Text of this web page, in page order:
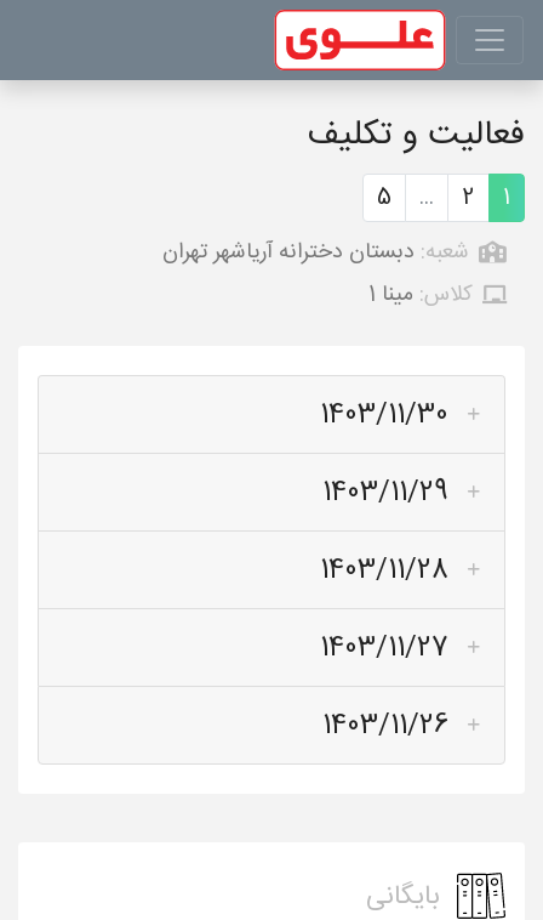
فعالیت و تکلیف
1
2
...
5
شعبه: دبستان دخترانه آریاشهر تهران
کلاس: مینا 1
1403/11/30
1403/11/29
1403/11/28
1403/11/27
1403/11/26
بایگانی